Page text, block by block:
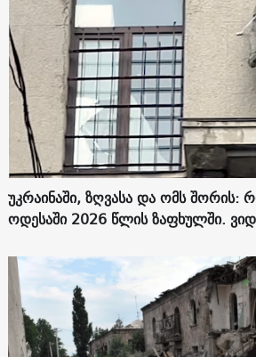
უკრაინაში, ზღვასა და ომს შორის:
ოდესაში 2026 წლის ზაფხულში.